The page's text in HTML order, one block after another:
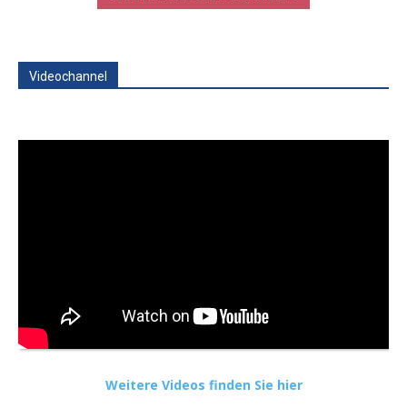
Videochannel
Weitere Videos finden Sie hier